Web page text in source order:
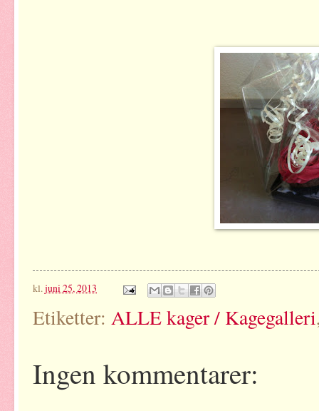
kl.juni 25, 2013
Etiketter: ALLE kager / Kagegalleri
Ingen kommentarer: